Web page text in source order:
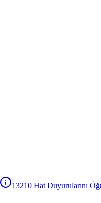
13210 Hat Duyurularını